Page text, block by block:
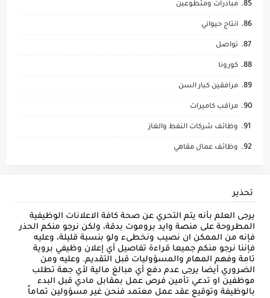
مبادرات ومتطوعين
انتاج حيواني
تواصل
كورونا
مرافقين كبار السن
مراقب كاميرات
وظائف شركات النفط والغاز
وظائف عمال مقاهي
تحذير
يرجى العلم بأنه يتم التحري عن صحة كافة الاعلانات الوظيفية
المطروحة على منصة وايد بروموت بدقة، ولكن نرجو منكم الحذر
فإنه من الممكن ان نصيب ونخطىء ولو بنسبة قليلة، وعليه
فإننا نرجو منكم جميعا قراءة تفاصيل أي إعلان وظيفي بروية
تامة وفهم المهام والمسؤوليات قبل التقديم. وعليه ومن
الضروري أيضا يرجى عدم دفع أي مبالغ مالية لأي جهة تطلب
موظفين او تدعي تأمين فرص عمل بمقابل مادي قبل البدء
بالوظيفة وتوقيع عقد عمل معتمد فنحن غير مسؤولين تماماً